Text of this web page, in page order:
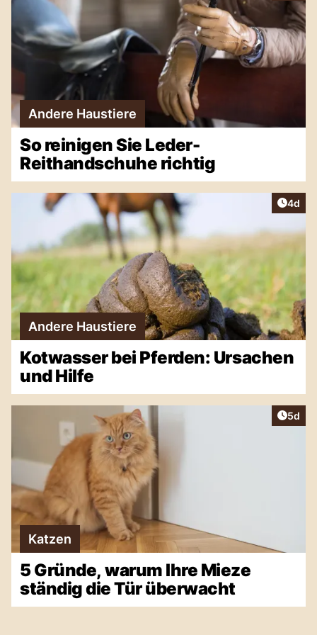
Andere Haustiere
So reinigen Sie Leder-
Reithandschuhe richtig
4d
Andere Haustiere
Kotwasser bei Pferden: Ursachen
und Hilfe
5d
Katzen
5 Gründe, warum Ihre Mieze
ständig die Tür überwacht